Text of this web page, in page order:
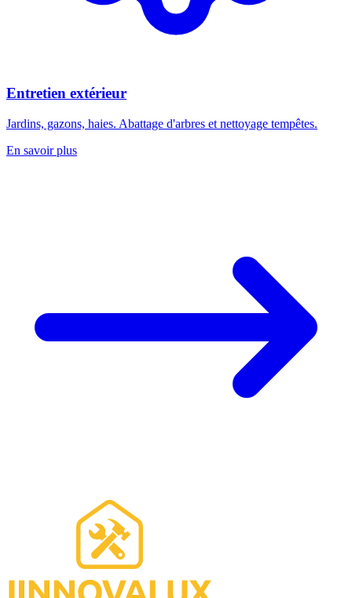
Entretien extérieur
Jardins, gazons, haies. Abattage d'arbres et nettoyage tempêtes.
En savoir plus